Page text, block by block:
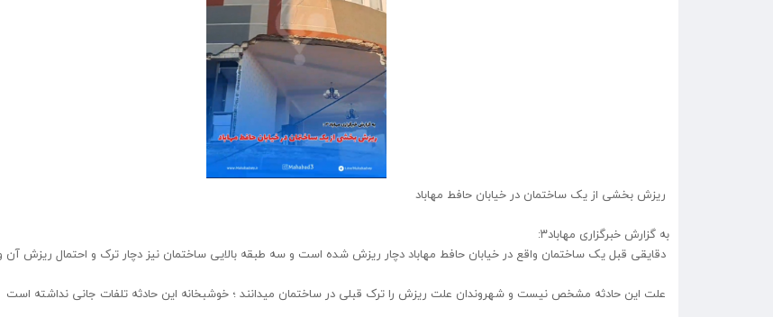
ریزش بخشی از یک ساختمان در خیابان حافط مهاباد
به گزارش خبرگزاری مهاباد۳:
دقایقی قبل یک ساختمان واقع در خیابان حافط مهاباد دچار ریزش شده است و سه طبقه بالایی ساختمان نیز دچار ترک و احتمال ریزش آن
علت این حادثه مشخص نیست و شهروندان علت ریزش را ترک قبلی در ساختمان میدانند ؛ خوشبخانه این حادثه تلفات جانی نداشته است